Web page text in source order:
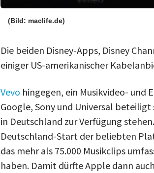
(Bild: maclife.de)
Die beiden Disney-Apps, Disney
einiger US-amerikanischer
Vevo hingegen, ein Musikvideo-
Google, Sony und Universal
in Deutschland zur Verfügung
Deutschland-Start der beliebten
das mehr als 75.000 Musikclips
haben. Damit dürfte Apple dann